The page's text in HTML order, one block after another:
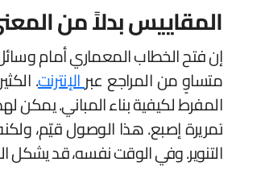
المقاييس بدلاً من
إن فتح الخطاب المعماري أمام
متساوٍ من المراجع عبرالإنترنت.
المفرط لكيفية بناء المباني. يمكن
تمريرة إصبع. هذا الوصول قيّم،
التنوير. وفي الوقت نفسه، قد يشكل